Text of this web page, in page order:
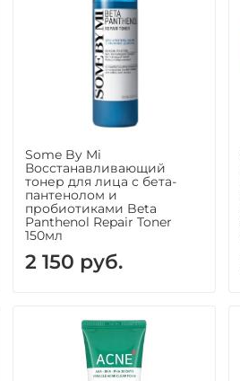
Some By Mi
Восстанавливающий
тонер для лица с бета-
пантенолом и
пробиотиками Beta
Panthenol Repair Toner
150мл
2 150 руб.